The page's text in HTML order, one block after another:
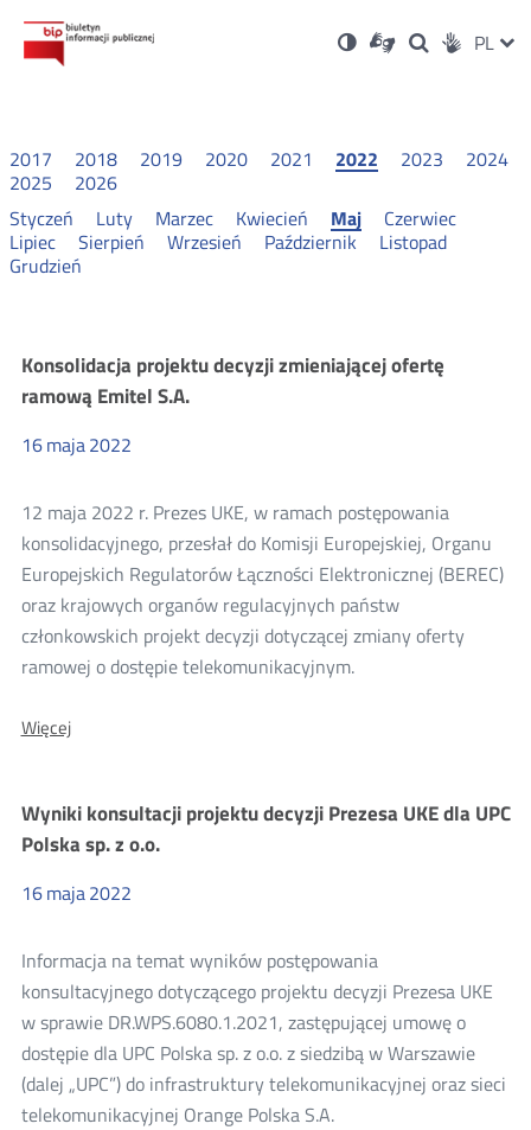
Ustawienia
Wersja
kontrastowa
Dla
niesłyszących
OtwórzOtwórz
w
Otwórz
w
Social PL
2017 2018 2019 2020 2021 2022 2023
2024
2025
2026
Styczeń
Luty Marzec Kwiecień Maj
Czerwiec
Lipiec
Sierpień Wrzesień Październik
Listopad
Grudzień
Konsultacje
konsultacji
2022
Konsolidacja projektu decyzji zmieniającej ofertę
ramową Emitel S.A.
16maja2022
12 maja 2022 r. Prezes UKE, w ramach postępowania
konsolidacyjnego, przesłał do Komisji Europejskiej, Organu
Europejskich Regulatorów Łączności Elektronicznej (BEREC)
oraz krajowych organów regulacyjnych państw
członkowskich projekt decyzji dotyczącej zmiany oferty
ramowej o dostępie telekomunikacyjnym.
WięcejO:
zmieniającej
ramową
S.A.
Wyniki konsultacji projektu decyzji Prezesa UKE dla UPC
Polska sp. z o.o.
16maja2022
Informacja na temat wyników postępowania
konsultacyjnego dotyczącego projektu decyzji Prezesa UKE
w sprawie DR.WPS.6080.1.2021, zastępującej umowę o
dostępie dla UPC Polska sp. z o.o. z siedzibą w Warszawie
(dalej „UPC”) do infrastruktury telekomunikacyjnej oraz sieci
telekomunikacyjnej Orange Polska S.A.